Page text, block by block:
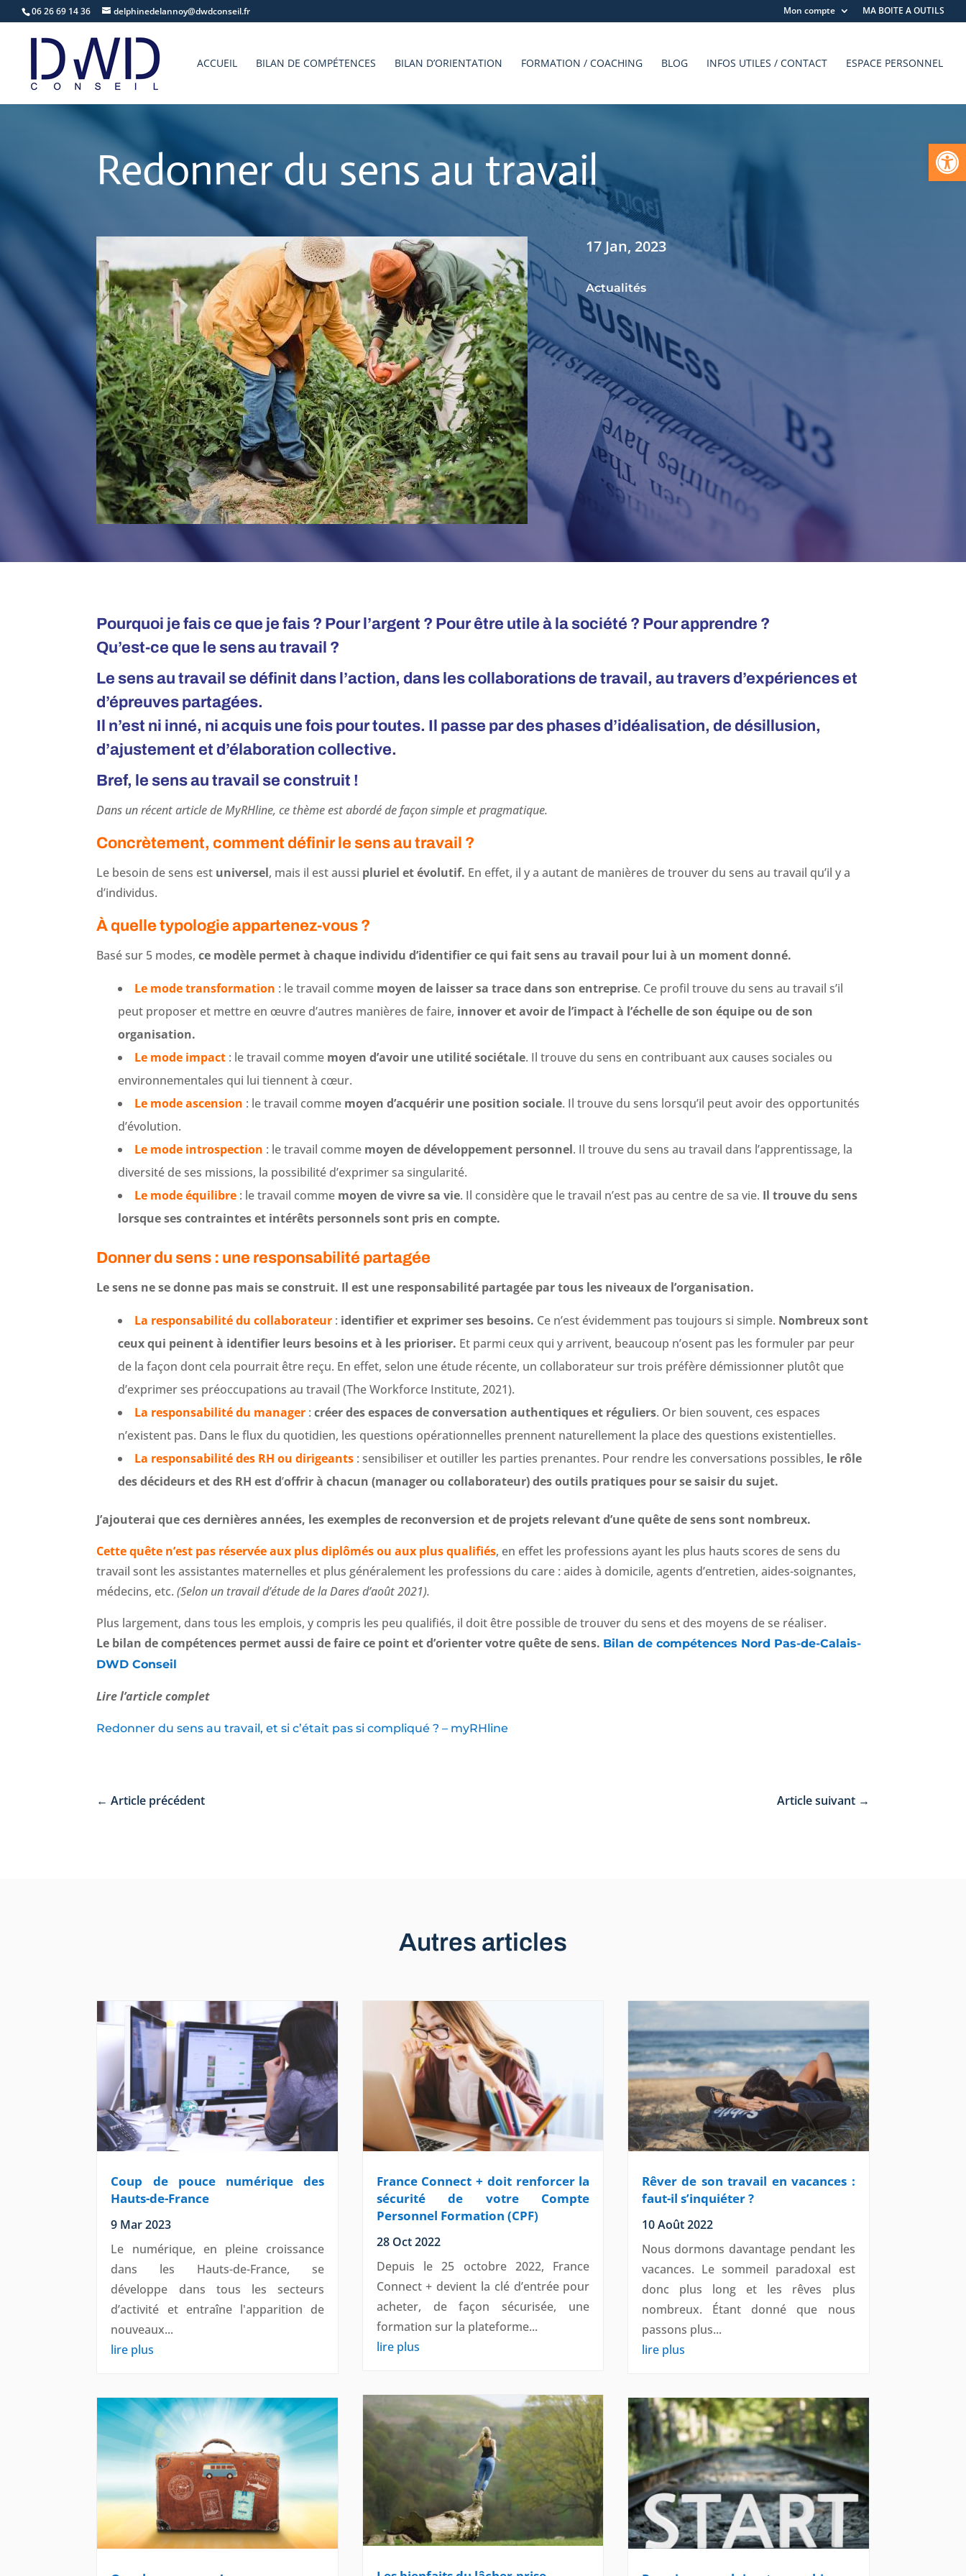
Ouvrir
06 26 69 14 36 delphinedelannoy@dwdconseil.fr Mon compte MA BOITE A OUTILS
ACCUEIL BILAN DE COMPÉTENCES BILAN D’ORIENTATION FORMATION / COACHING BLOG INFOS UTILES / CONTACT ESPACE PERSONNEL
Redonner du sens au travail
17 Jan, 2023
Actualités
Pourquoi je fais ce que je fais ? Pour l’argent ? Pour être utile à la société ? Pour apprendre ?
Qu’est-ce que le sens au travail ?
Le sens au travail se définit dans l’action, dans les collaborations de travail, au travers d’expériences et
d’épreuves partagées.
Il n’est ni inné, ni acquis une fois pour toutes. Il passe par des phases d’idéalisation, de désillusion,
d’ajustement et d’élaboration collective.
Bref, le sens au travail se construit !
Dans un récent article de MyRHline, ce thème est abordé de façon simple et pragmatique.
Concrètement, comment définir le sens au travail ?
Le besoin de sens est universel, mais il est aussi pluriel et évolutif. En effet, il y a autant de manières de trouver du sens au travail qu’il y a
d’individus.
À quelle typologie appartenez-vous ?
Basé sur 5 modes,ce modèle permet à chaque individu d’identifier ce qui fait sens au travail pour lui à un moment donné.
Le mode transformation : le travail comme moyen de laisser sa trace dans son entreprise. Ce profil trouve du sens au travail s’il
peut proposer et mettre en œuvre d’autres manières de faire, innover et avoir de l’impact à l’échelle de son équipe ou de son
organisation.
Le mode impact : le travail comme moyen d’avoir une utilité sociétale. Il trouve du sens en contribuant aux causes sociales ou
environnementales qui lui tiennent à cœur.
Le mode ascension : le travail comme moyen d’acquérir une position sociale. Il trouve du sens lorsqu’il peut avoir des opportunités
d’évolution.
Le mode introspection : le travail comme moyen de développement personnel. Il trouve du sens au travail dans l’apprentissage, la
diversité de ses missions, la possibilité d’exprimer sa singularité.
Le mode équilibre : le travail comme moyen de vivre sa vie. Il considère que le travail n’est pas au centre de sa vie. Il trouve du sens
lorsque ses contraintes et intérêts personnels sont pris en compte.
Donner du sens : une responsabilité partagée
Le sens ne se donne pas mais se construit. Il est une responsabilité partagée par tous les niveaux de l’organisation.
La responsabilité du collaborateur : identifier et exprimer ses besoins. Ce n’est évidemment pas toujours si simple. Nombreux sont
ceux qui peinent à identifier leurs besoins et à les prioriser. Et parmi ceux qui y arrivent, beaucoup n’osent pas les formuler par peur
de la façon dont cela pourrait être reçu. En effet, selon une étude récente, un collaborateur sur trois préfère démissionner plutôt que
d’exprimer ses préoccupations au travail (The Workforce Institute, 2021).
La responsabilité du manager :créer des espaces de conversation authentiques et réguliers. Or bien souvent, ces espaces
n’existent pas. Dans le flux du quotidien, les questions opérationnelles prennent naturellement la place des questions existentielles.
La responsabilité des RH ou dirigeants : sensibiliser et outiller les parties prenantes. Pour rendre les conversations possibles, le rôle
des décideurs et des RH est d’offrir à chacun (manager ou collaborateur) des outils pratiques pour se saisir du sujet.
J’ajouterai que ces dernières années, les exemples de reconversion et de projets relevant d’une quête de sens sont nombreux.
Cette quête n’est pas réservée aux plus diplômés ou aux plus qualifiés, en effet les professions ayant les plus hauts scores de sens du
travail sont les assistantes maternelles et plus généralement les professions du care : aides à domicile, agents d’entretien, aides-soignantes,
médecins, etc.(Selon un travail d’étude de la Dares d’août 2021).
Plus largement, dans tous les emplois, y compris les peu qualifiés, il doit être possible de trouver du sens et des moyens de se réaliser.
Le bilan de compétences permet aussi de faire ce point et d’orienter votre quête de sens. Bilan de compétences Nord Pas-de-Calais-
DWD Conseil
Lire l’article complet
Redonner du sens au travail, et si c’était pas si compliqué ? – myRHline
←Article précédent Article suivant→
Autres articles
Coup de pouce numérique des
Hauts-de-France
9 Mar 2023
Le numérique, en pleine croissance
dans les Hauts-de-France, se
développe dans tous les secteurs
d’activité et entraîne l'apparition de
nouveaux...
lire plus
France Connect + doit renforcer la
sécurité de votre Compte
Personnel Formation (CPF)
28 Oct 2022
Depuis le 25 octobre 2022, France
Connect + devient la clé d’entrée pour
acheter, de façon sécurisée, une
formation sur la plateforme...
lire plus
Rêver de son travail en vacances :
faut-il s’inquiéter ?
10 Août 2022
Nous dormons davantage pendant les
vacances. Le sommeil paradoxal est
donc plus long et les rêves plus
nombreux. Étant donné que nous
passons plus...
lire plus